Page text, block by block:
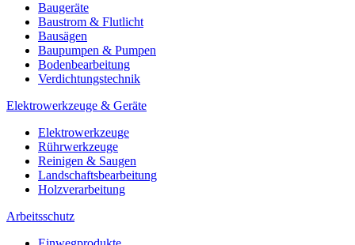
Baugeräte
Baustrom & Flutlicht
Bausägen
Baupumpen & Pumpen
Bodenbearbeitung
Verdichtungstechnik
Elektrowerkzeuge & Geräte
Elektrowerkzeuge
Rührwerkzeuge
Reinigen & Saugen
Landschaftsbearbeitung
Holzverarbeitung
Arbeitsschutz